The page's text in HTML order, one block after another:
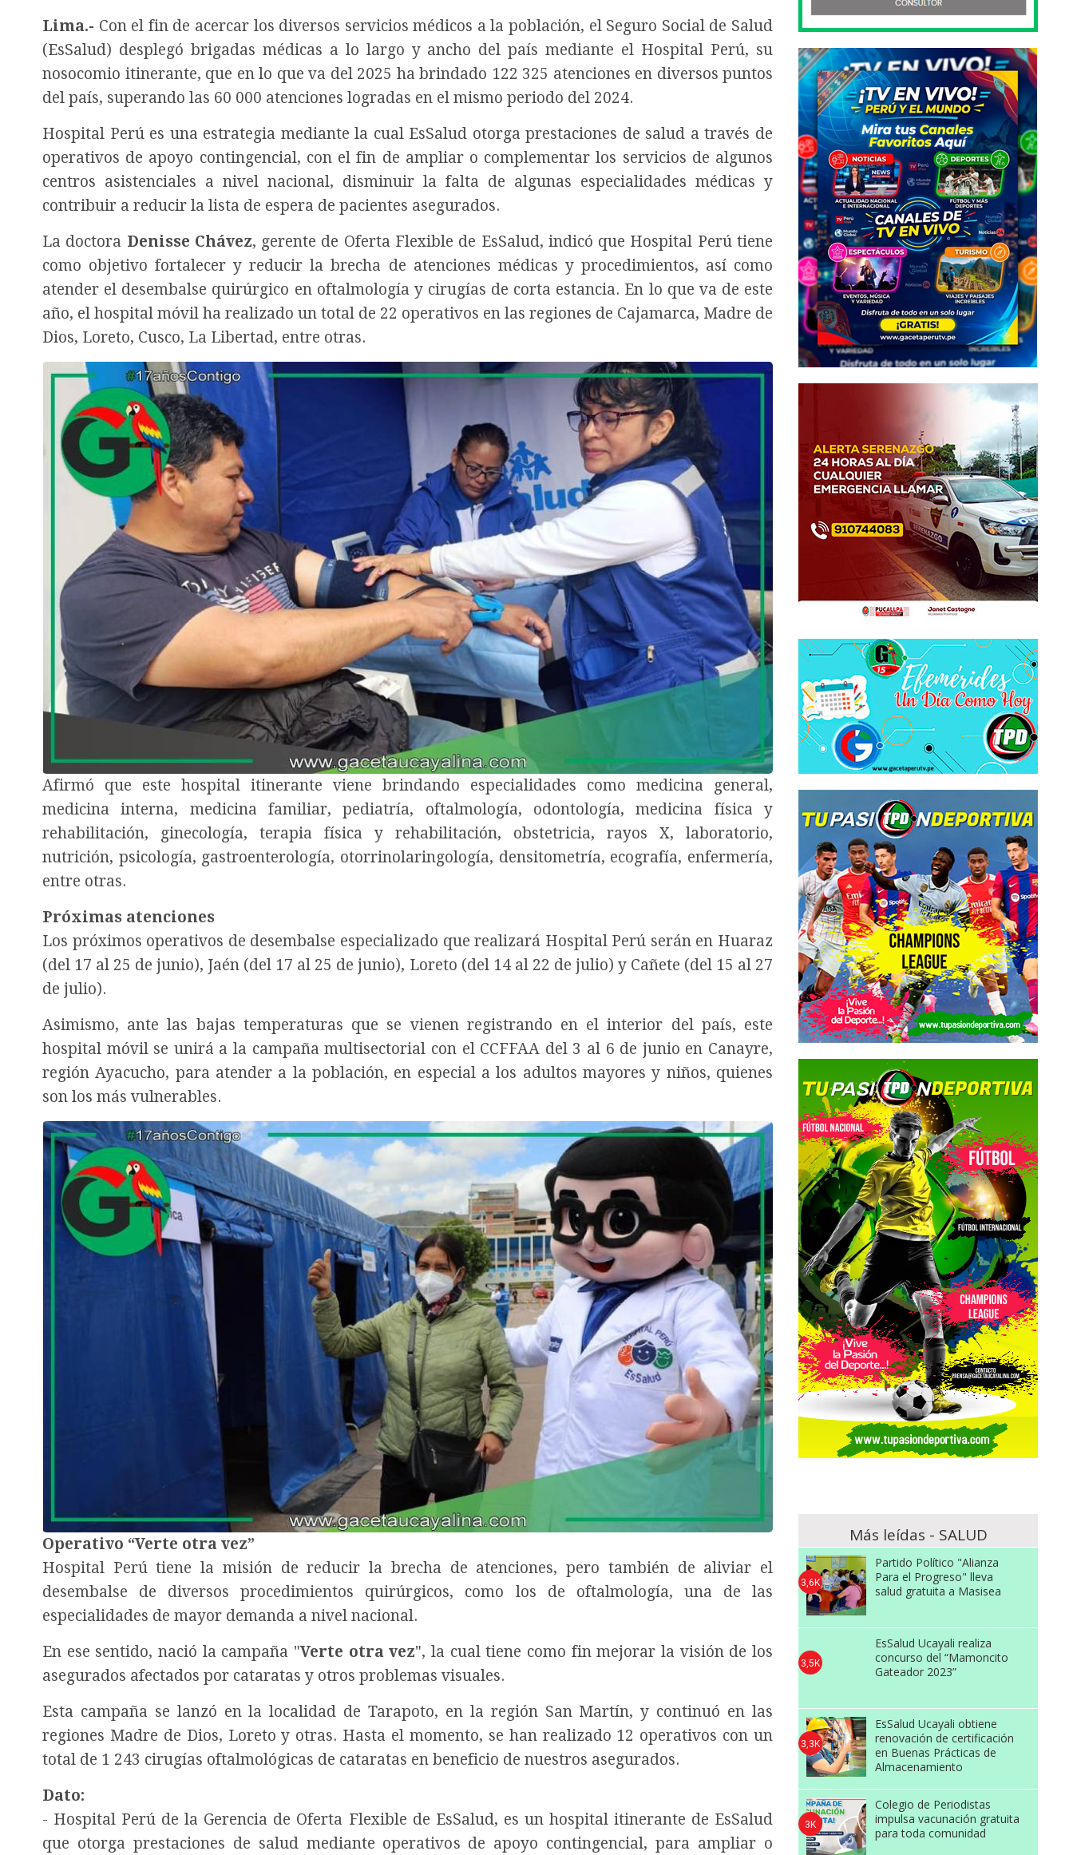
Lima.- Con el fin de acercar los diversos servicios médicos a la población, el Seguro Social de Salud
(EsSalud) desplegó brigadas médicas a lo largo y ancho del país mediante el Hospital Perú, su
nosocomio itinerante, que en lo que va del 2025 ha brindado 122 325 atenciones en diversos puntos
del país, superando las 60 000 atenciones logradas en el mismo periodo del 2024.
Hospital Perú es una estrategia mediante la cual EsSalud otorga prestaciones de salud a través de
operativos de apoyo contingencial, con el fin de ampliar o complementar los servicios de algunos
centros asistenciales a nivel nacional, disminuir la falta de algunas especialidades médicas y
contribuir a reducir la lista de espera de pacientes asegurados.
La doctora Denisse Chávez, gerente de Oferta Flexible de EsSalud, indicó que Hospital Perú tiene
como objetivo fortalecer y reducir la brecha de atenciones médicas y procedimientos, así como
atender el desembalse quirúrgico en oftalmología y cirugías de corta estancia. En lo que va de este
año, el hospital móvil ha realizado un total de 22 operativos en las regiones de Cajamarca, Madre de
Dios, Loreto, Cusco, La Libertad, entre otras.
Afirmó que este hospital itinerante viene brindando especialidades como medicina general,
medicina interna, medicina familiar, pediatría, oftalmología, odontología, medicina física y
rehabilitación, ginecología, terapia física y rehabilitación, obstetricia, rayos X, laboratorio,
nutrición, psicología, gastroenterología, otorrinolaringología, densitometría, ecografía, enfermería,
entre otras.
Próximas atenciones
Los próximos operativos de desembalse especializado que realizará Hospital Perú serán en Huaraz
(del 17 al 25 de junio), Jaén (del 17 al 25 de junio), Loreto (del 14 al 22 de julio) y Cañete (del 15 al 27
de julio).
Asimismo, ante las bajas temperaturas que se vienen registrando en el interior del país, este
hospital móvil se unirá a la campaña multisectorial con el CCFFAA del 3 al 6 de junio en Canayre,
región Ayacucho, para atender a la población, en especial a los adultos mayores y niños, quienes
son los más vulnerables.
Operativo “Verte otra vez”
Hospital Perú tiene la misión de reducir la brecha de atenciones, pero también de aliviar el
desembalse de diversos procedimientos quirúrgicos, como los de oftalmología, una de las
especialidades de mayor demanda a nivel nacional.
En ese sentido, nació la campaña "Verte otra vez", la cual tiene como fin mejorar la visión de los
asegurados afectados por cataratas y otros problemas visuales.
Esta campaña se lanzó en la localidad de Tarapoto, en la región San Martín, y continuó en las
regiones Madre de Dios, Loreto y otras. Hasta el momento, se han realizado 12 operativos con un
total de 1 243 cirugías oftalmológicas de cataratas en beneficio de nuestros asegurados.
Dato:
- Hospital Perú de la Gerencia de Oferta Flexible de EsSalud, es un hospital itinerante de EsSalud
que otorga prestaciones de salud mediante operativos de apoyo contingencial, para ampliar o
Más leídas - SALUD
Partido Político "Alianza
Para el Progreso" lleva
salud gratuita a Masisea
3,6K
EsSalud Ucayali realiza
concurso del “Mamoncito
Gateador 2023”
3,5K
EsSalud Ucayali obtiene
renovación de certificación
en Buenas Prácticas de
Almacenamiento
3,3K
Colegio de Periodistas
impulsa vacunación gratuita
para toda comunidad
3K